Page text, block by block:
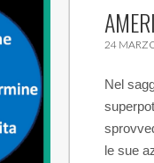
24
Nel
le sue